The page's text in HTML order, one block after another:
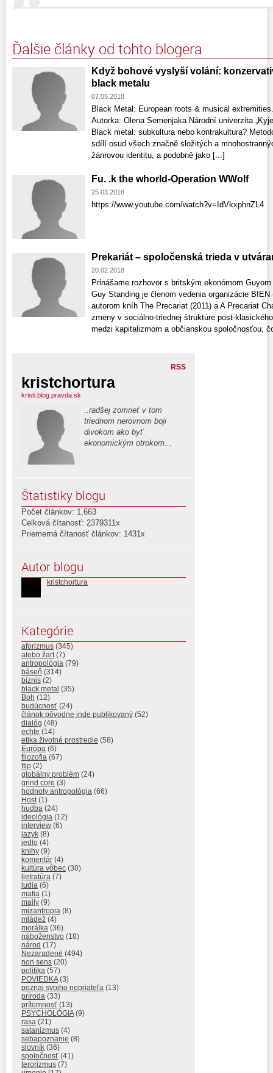
Ďalšie články od tohto blogera
Když bohové vyslyší volání:
black metalu
07.05.2018
Black Metal: European roots & musical
Autorka: Olena Semenjaka Národní univerzita
Black metal: subkultura nebo kontrakultura?
sdílí osud všech značně složitých a
žánrovou identitu, a podobně jako [...]
Fu. .k the whorld-Operation WWolf
25.03.2018
https://www.youtube.com/watch?v=IdVkxphnZL4
Prekariát – spoločenská trieda v
20.02.2018
Prinášame rozhovor s britským ekonómom
Guy Standing je členom vedenia organizácie
autorom kníh The Precariat (2011) a A Precariat
zmeny v sociálno-triednej štruktúre post-
medzi kapitalizmom a občianskou spoločnosťou,
RSS
kristchortura
kristi.blog.pravda.sk
..radšej zomrieť v tom
triednom nerovnom boji
divokom ako byť
ekonomickým otrokom...
Štatistiky blogu
Počet článkov: 1,663
Celková čítanosť: 2379311x
Priemerná čítanosť článkov: 1431x
Autor blogu
kristchortura
Kategórie
aforizmus (345)
alebo žart(7)
antropológia (79)
báseň (314)
biznis (2)
black metal (35)
Boh (12)
budúcnosť (24)
článok pôvodne inde publikovaný (52)
dialóg (48)
echte (14)
etika životné prostredie (58)
Európa (6)
filozofia (67)
ftip (2)
globálny problém (24)
grind core (3)
hodnoty antropológia (66)
Host(1)
hudba (24)
ideológia (12)
interview (6)
jazyk (8)
jedlo (4)
knihy (9)
komentár (4)
kultúra vôbec (30)
lietratúra (7)
ludia (6)
mafia (1)
majly (9)
mizantropia (8)
mládež (4)
morálka (36)
náboženstvo (18)
národ (17)
Nezaradené (494)
non sens (20)
politika (57)
POVIEDKA(3)
poznaj svojho nepriateľa (13)
príroda (33)
prítomnosť (13)
PSYCHOLÓGIA(9)
rasa (21)
satanizmus (4)
sebapoznanie (8)
slovník (36)
spoločnosť (41)
terorizmus (7)